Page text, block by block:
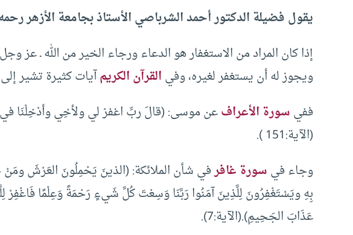
يقول فضيلة الدكتور أحمد الشرباصي الأستاذ بجامعة الأزهر رحمه
إذا كان المراد من الاستغفار هو الدعاء ورجاء الخير من الله ـ عز
ويجوز له أن يستغفر لغيره، وفيالقرآن الكريمآيات كثيرة تشير
ففيسورة الأعرافعن موسى: (قالَ ربِّ اغفرْ لي ولأخِي وأدْخِلْنَا
(الآية:151 ).
وجاء فيسورة غافرفي شأن الملائكة: (الذينَ يَحْمِلُونَ العَرْشَ
بِهِ ويَسْتَغْفِرُونَ لِلَّذِينَ آمَنُوا رَبَّنَا وَسِعْتَ كُلَّ شَيءٍ رَحْمَةً وَعِلْمًا فَاغْفِرْ
عَذَابَ الجَحِيمِ).(الآية:7).